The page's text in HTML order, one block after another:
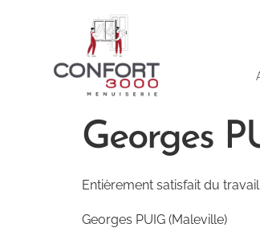
Georges
Entièrement satisfait du
Georges PUIG (Maleville)